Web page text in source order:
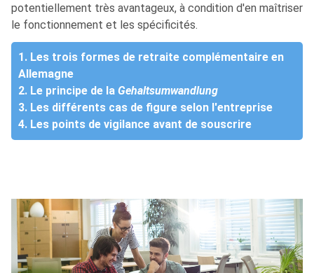
potentiellement très avantageux, à condition d'en maîtriser
le fonctionnement et les spécificités.
1. Les trois formes de retraite complémentaire en
Allemagne
2. Le principe de la Gehaltsumwandlung
3. Les différents cas de figure selon l'entreprise
4. Les points de vigilance avant de souscrire